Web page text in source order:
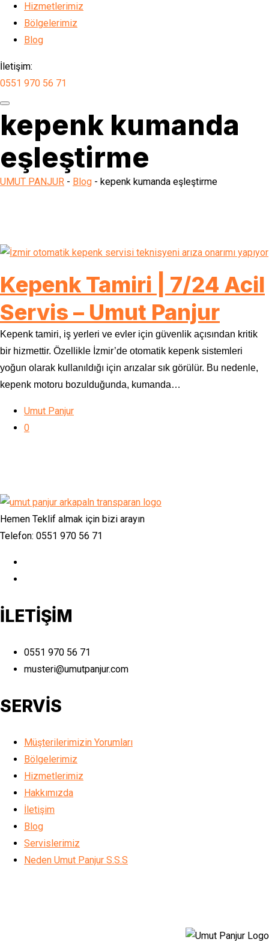
Hizmetlerimiz
Bölgelerimiz
Blog
İletişim:
0551 970 56 71
kepenk kumanda
eşleştirme
UMUT PANJUR - Blog - kepenk kumanda eşleştirme
Kepenk Tamiri | 7/24 Acil
Servis – Umut Panjur
Kepenk tamiri, iş yerleri ve evler için güvenlik açısından kritik
bir hizmettir. Özellikle İzmir’de otomatik kepenk sistemleri
yoğun olarak kullanıldığı için arızalar sık görülür. Bu nedenle,
kepenk motoru bozulduğunda, kumanda…
Umut Panjur
0
Hemen Teklif almak için bizi arayın
Telefon: 0551 970 56 71
İLETİŞİM
0551 970 56 71
musteri@umutpanjur.com
SERVİS
Müşterilerimizin Yorumları
Bölgelerimiz
Hizmetlerimiz
Hakkımızda
İletişim
Blog
Servislerimiz
Neden Umut Panjur S.S.S